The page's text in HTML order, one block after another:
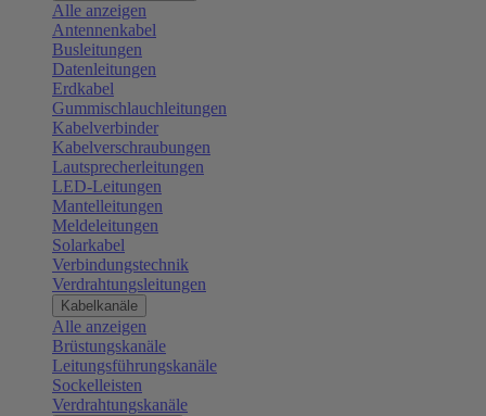
Alle anzeigen
Antennenkabel
Busleitungen
Datenleitungen
Erdkabel
Gummischlauchleitungen
Kabelverbinder
Kabelverschraubungen
Lautsprecherleitungen
LED-Leitungen
Mantelleitungen
Meldeleitungen
Solarkabel
Verbindungstechnik
Verdrahtungsleitungen
Kabelkanäle
Alle anzeigen
Brüstungskanäle
Leitungsführungskanäle
Sockelleisten
Verdrahtungskanäle